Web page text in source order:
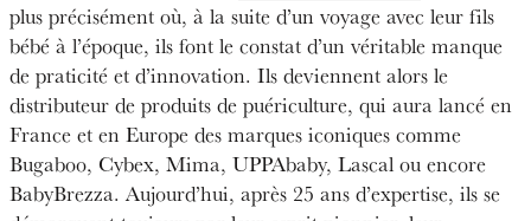
plus précisément où, à la suite d’un voyage avec leur fils
bébé à l’époque, ils font le constat d’un véritable manque
de praticité et d’innovation. Ils deviennent alors le
distributeur de produits de puériculture, qui aura lancé en
France et en Europe des marques iconiques comme
Bugaboo, Cybex, Mima, UPPAbaby, Lascal ou encore
BabyBrezza. Aujourd’hui, après 25 ans d’expertise, ils se